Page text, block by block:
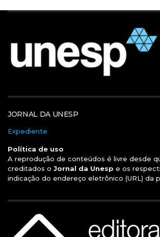
JORNAL DA UNESP
Expediente
Política de uso
A reprodução de conteúdos é livre desde
creditados o Jornal da Unesp e os
indicação do endereço eletrônico (URL) da